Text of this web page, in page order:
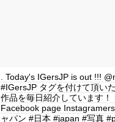
. Today's IGersJP is out !!!
#IGersJP タグを付けて頂い
作品を毎日紹介しています
Facebook page
ャパン #日本 #japan #写真